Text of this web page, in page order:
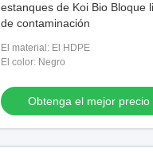
estanques de Koi Bio Bloque
de contaminación
El material: El HDPE
El color: Negro
Obtenga el mejor precio